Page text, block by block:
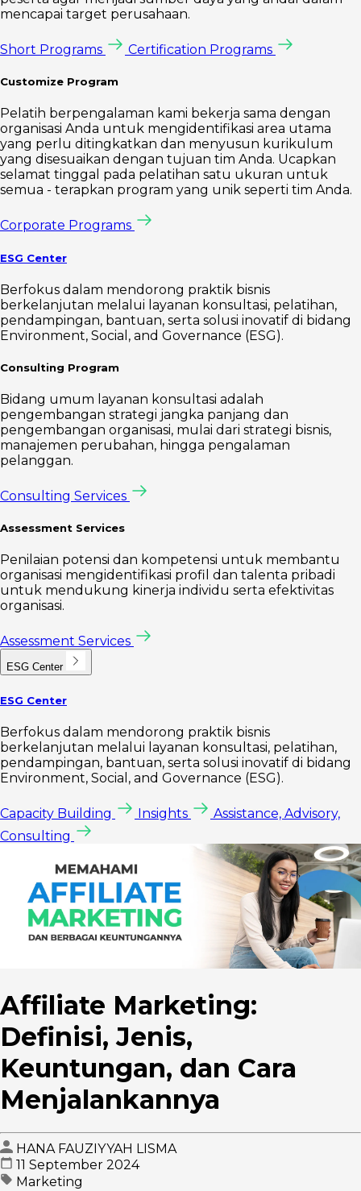
mencapai target perusahaan.
Short Programs Certification Programs
Customize Program
Pelatih berpengalaman kami bekerja sama dengan
organisasi Anda untuk mengidentifikasi area utama
yang perlu ditingkatkan dan menyusun kurikulum
yang disesuaikan dengan tujuan tim Anda. Ucapkan
selamat tinggal pada pelatihan satu ukuran untuk
semua - terapkan program yang unik seperti tim Anda.
Corporate Programs
ESG Center
Berfokus dalam mendorong praktik bisnis
berkelanjutan melalui layanan konsultasi, pelatihan,
pendampingan, bantuan, serta solusi inovatif di bidang
Environment, Social, and Governance (ESG).
Consulting Program
Bidang umum layanan konsultasi adalah
pengembangan strategi jangka panjang dan
pengembangan organisasi, mulai dari strategi bisnis,
manajemen perubahan, hingga pengalaman
pelanggan.
Consulting Services
Assessment Services
Penilaian potensi dan kompetensi untuk membantu
organisasi mengidentifikasi profil dan talenta pribadi
untuk mendukung kinerja individu serta efektivitas
organisasi.
Assessment Services
ESG Center
ESG Center
Berfokus dalam mendorong praktik bisnis
berkelanjutan melalui layanan konsultasi, pelatihan,
pendampingan, bantuan, serta solusi inovatif di bidang
Environment, Social, and Governance (ESG).
Capacity Building Insights
Assistance, Advisory,
Consulting
Affiliate Marketing:
Definisi, Jenis,
Keuntungan, dan Cara
Menjalankannya
HANA FAUZIYYAH LISMA
11 September 2024
Marketing